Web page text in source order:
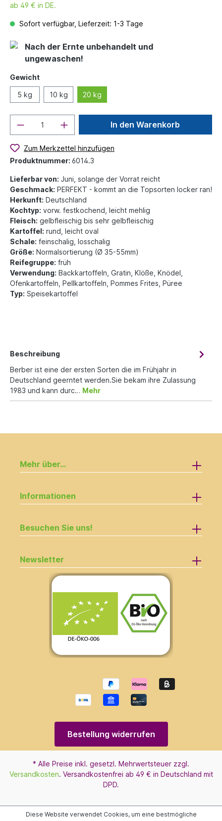
ab 49 € in DE.
Sofort verfügbar, Lieferzeit: 1-3 Tage
Nach der Ernte unbehandelt und
ungewaschen!
Gewicht
5 kg 10 kg 20 kg
In den Warenkorb
Zum Merkzettel hinzufügen
Produktnummer: 6014.3
Lieferbar von: Juni, solange der Vorrat reicht
Geschmack: PERFEKT - kommt an die Topsorten locker ran!
Herkunft: Deutschland
Kochtyp: vorw. festkochend, leicht mehlig
Fleisch: gelbfleischig bis sehr gelbfleischig
Kartoffel: rund, leicht oval
Schale: feinschalig, losschalig
Größe: Normalsortierung (Ø 35-55mm)
Reifegruppe: früh
Verwendung: Backkartoffeln, Gratin, Klöße, Knödel,
Ofenkartoffeln, Pellkartoffeln, Pommes Frites, Püree
Typ: Speisekartoffel
Beschreibung
Berber ist eine der ersten Sorten die im Frühjahr in
Deutschland geerntet werden.Sie bekam ihre Zulassung
1983 und kann durc… Mehr
Mehr über...
Informationen
Besuchen Sie uns!
Newsletter
Bestellung widerrufen
* Alle Preise inkl. gesetzl. Mehrwertsteuer zzgl.
Versandkosten. Versandkostenfrei ab 49 € in Deutschland mit
DPD.
Diese Website verwendet Cookies, um eine bestmögliche